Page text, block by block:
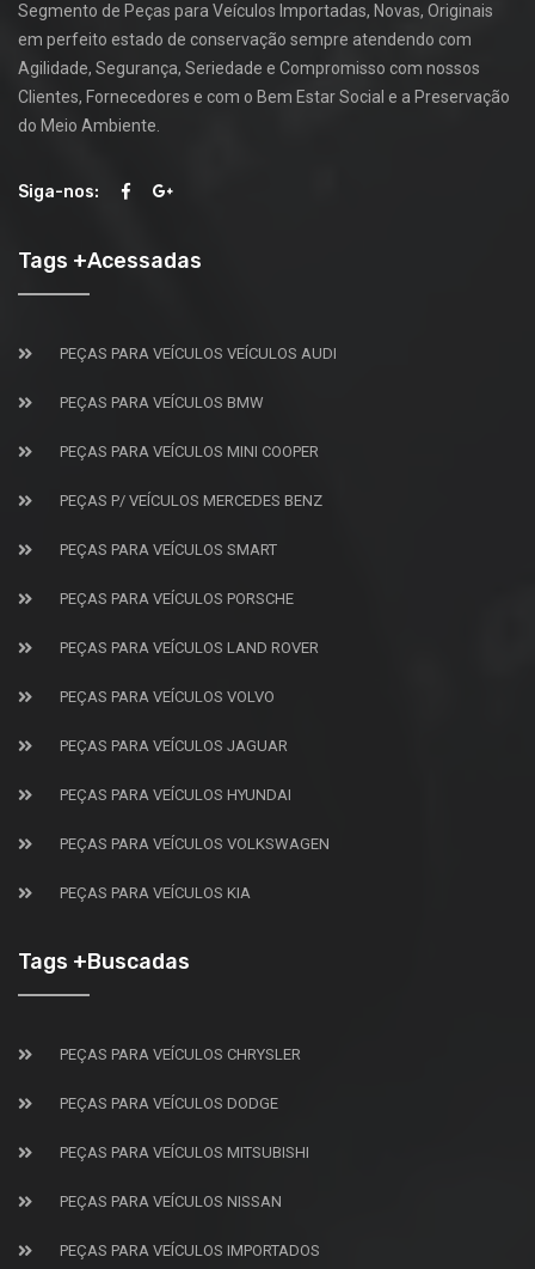
Segmento de Peças para Veículos Importadas, Novas, Originais
em perfeito estado de conservação sempre atendendo com
Agilidade, Segurança, Seriedade e Compromisso com nossos
Clientes, Fornecedores e com o Bem Estar Social e a Preservação
do Meio Ambiente.
Siga-nos:
Tags +Acessadas
PEÇAS PARA VEÍCULOS VEÍCULOS AUDI
PEÇAS PARA VEÍCULOS BMW
PEÇAS PARA VEÍCULOS MINI COOPER
PEÇAS P/ VEÍCULOS MERCEDES BENZ
PEÇAS PARA VEÍCULOS SMART
PEÇAS PARA VEÍCULOS PORSCHE
PEÇAS PARA VEÍCULOS LAND ROVER
PEÇAS PARA VEÍCULOS VOLVO
PEÇAS PARA VEÍCULOS JAGUAR
PEÇAS PARA VEÍCULOS HYUNDAI
PEÇAS PARA VEÍCULOS VOLKSWAGEN
PEÇAS PARA VEÍCULOS KIA
Tags +Buscadas
PEÇAS PARA VEÍCULOS CHRYSLER
PEÇAS PARA VEÍCULOS DODGE
PEÇAS PARA VEÍCULOS MITSUBISHI
PEÇAS PARA VEÍCULOS NISSAN
PEÇAS PARA VEÍCULOS IMPORTADOS